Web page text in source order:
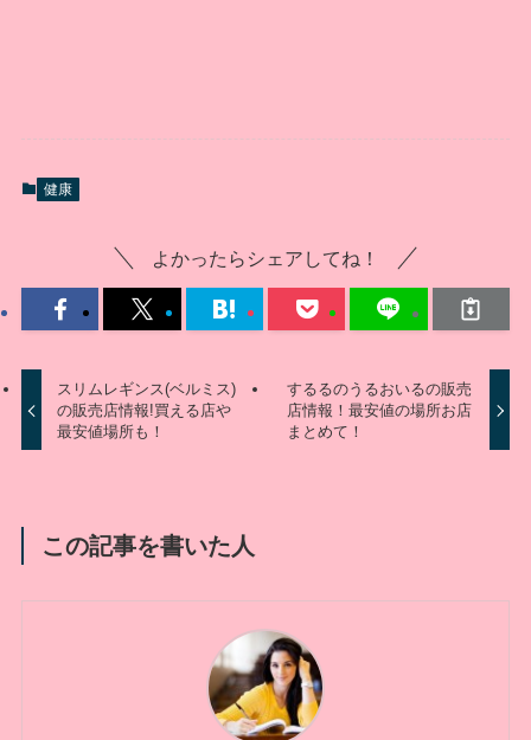
健康
よかったらシェアしてね！
スリムレギンス(ベルミス)
の販売店情報!買える店や
最安値場所も！
するるのうるおいるの販売
店情報！最安値の場所お店
まとめて！
この記事を書いた人